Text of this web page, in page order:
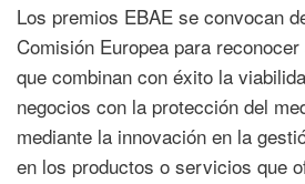
Los premios EBAE se convocan
Comisión Europea para
que combinan con éxito la
negocios con la protección del
mediante la innovación en la
en los productos o servicios que